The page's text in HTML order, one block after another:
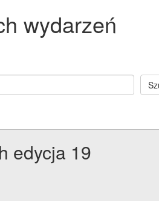
wydarzeń
edycja 19